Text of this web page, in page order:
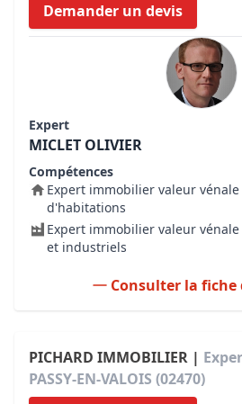
Demander un devis
Expert
MICLET OLIVIER
Compétences
Expert immobilier valeur
d'habitations
Expert immobilier valeur
et industriels
Consulter la fiche
PICHARD IMMOBILIER |
PASSY-EN-VALOIS (02470)